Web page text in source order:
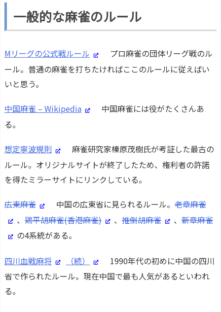
一般的な麻雀のルール
Mリーグの公式戦ルール
プロ麻雀の団体リーグ戦のル
ール。普通の麻雀を打ちたければここのルールに従えばい
いと思う。
中国麻雀 – Wikipedia
中国麻雀には役がたくさんあ
る。
想定寧波規則
麻雀研究家榛原茂樹氏が考証した最古の
ルール。オリジナルサイトが終了したため、権利者の許諾
を得たミラーサイトにリンクしている。
広東麻雀 中国の広東省に見られるルール。 老章麻雀
、 鶏平胡麻雀(香港麻雀) 、 推倒胡麻雀 、 新章麻雀
の4系統がある。
四川血戦麻将 （続）
1990年代の初めに中国の四川
省で作られたルール。現在中国で最も人気があるといわれ
る。